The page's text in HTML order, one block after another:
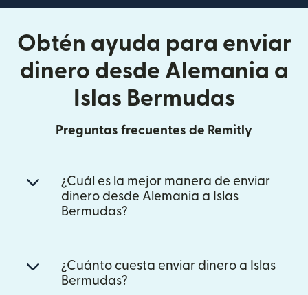
Obtén ayuda para enviar
dinero desde Alemania a
Islas Bermudas
Preguntas frecuentes de Remitly
¿Cuál es la mejor manera de enviar
dinero desde Alemania a Islas
Bermudas?
¿Cuánto cuesta enviar dinero a Islas
Bermudas?